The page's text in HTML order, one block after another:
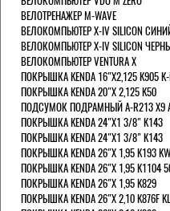
ВЕЛОТРЕНАЖЕР M-WAVE
ВЕЛОКОМПЬЮТЕР X-IV SILICON
ВЕЛОКОМПЬЮТЕР X-IV SILICON
ВЕЛОКОМПЬЮТЕР VENTURA Х
ПОКРЫШКА KENDA 16"Х2,125 K905 K-
ПОКРЫШКА KENDA 20"Х 2,125 K50
ПОДСУМОК ПОДРАМНЫЙ A-R213 X9
ПОКРЫШКА KENDA 24"Х1 3/8" K143
ПОКРЫШКА KENDA 24"Х1 3/8" K143
ПОКРЫШКА KENDA 26"Х 1,95 K193
ПОКРЫШКА KENDA 26"Х 1,95 K1104
ПОКРЫШКА KENDA 26"Х 1,95 K829
ПОКРЫШКА KENDA 26"Х 2,10 K876F